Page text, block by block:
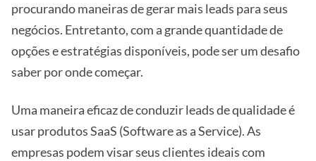
procurando maneiras de gerar mais leads para seus
negócios. Entretanto, com a grande quantidade de
opções e estratégias disponíveis, pode ser um desafio
saber por onde começar.
Uma maneira eficaz de conduzir leads de qualidade é
usar produtos SaaS (Software as a Service). As
empresas podem visar seus clientes ideais com